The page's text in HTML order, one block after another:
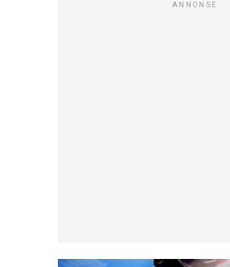
ANNONSE